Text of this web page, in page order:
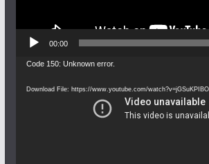
00:00
Video
Code 150: Unknown error.
Download File: https://www.youtube.com/